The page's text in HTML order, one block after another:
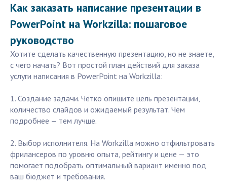
Как заказать написание презентации в
PowerPoint на Workzilla: пошаговое
руководство
Хотите сделать качественную презентацию, но не знаете,
с чего начать? Вот простой план действий для заказа
услуги написания в PowerPoint на Workzilla:
1. Создание задачи. Чётко опишите цель презентации,
количество слайдов и ожидаемый результат. Чем
подробнее — тем лучше.
2. Выбор исполнителя. На Workzilla можно отфильтровать
фрилансеров по уровню опыта, рейтингу и цене — это
помогает подобрать оптимальный вариант именно под
ваш бюджет и требования.